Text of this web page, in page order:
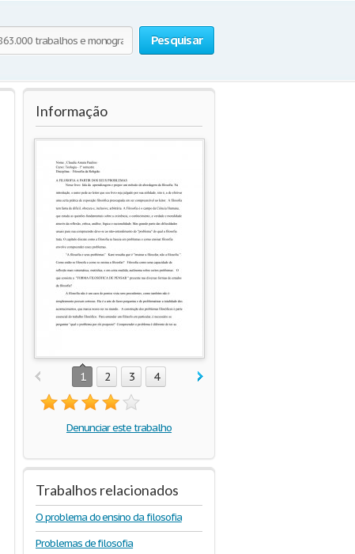
Pesquisar
Informação
1 2 3 4
Denunciar este trabalho
Trabalhos relacionados
O problema do ensino da filosofia
Problemas de filosofia